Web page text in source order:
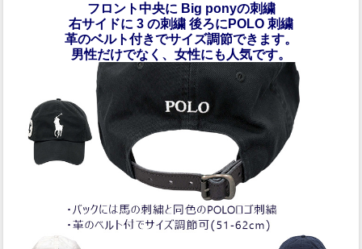
フロント中央に Big ponyの刺繍
右サイドに 3 の刺繍 後ろにPOLO 刺繍
革のベルト付きでサイズ調節できます。
男性だけでなく、女性にも人気です。